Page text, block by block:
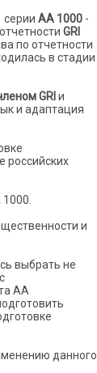
серии АА 1000 -
GRI
по отчетности
в стадии
GRI и
и адаптация
российских
и
выбрать не
АА
данного